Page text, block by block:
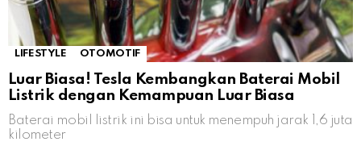
LIFESTYLE OTOMOTIF
Luar Biasa! Tesla Kembangkan Baterai Mobil
Listrik dengan Kemampuan Luar Biasa
Baterai mobil listrik ini bisa untuk menempuh jarak 1,6 juta
kilometer